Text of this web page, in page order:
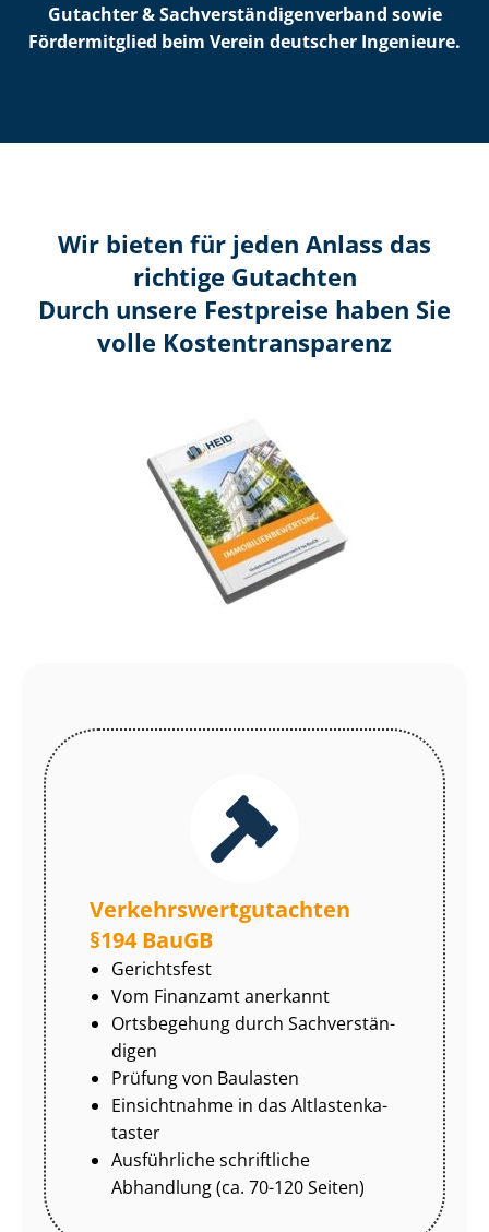
Gutachter & Sach­ver­stän­di­gen­ver­band sowie
Fördermitglied beim Verein deutscher Ingenieure.
Wir bieten für jeden Anlass das
richtige Gutachten
Durch unsere Festpreise haben Sie
volle Kosten­transparenz
Ver­kehrs­wert­gut­ach­ten
§194 BauGB
Gerichtsfest
Vom Finanzamt anerkannt
Ortsbegehung durch Sach­ver­stän­
di­gen
Prüfung von Baulasten
Einsichtnahme in das Alt­las­ten­ka­
tas­ter
Ausführliche schriftliche
Abhandlung (ca. 70-120 Seiten)